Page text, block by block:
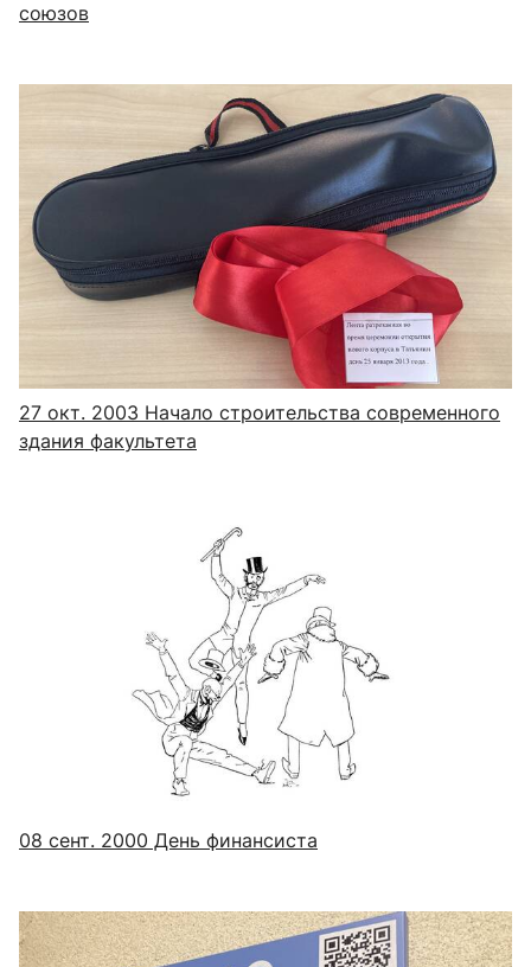
союзов
27 окт. 2003 Начало строительства современного
здания факультета
08 сент. 2000 День финансиста